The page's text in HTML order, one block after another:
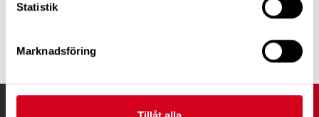
Statistik
Marknadsföring